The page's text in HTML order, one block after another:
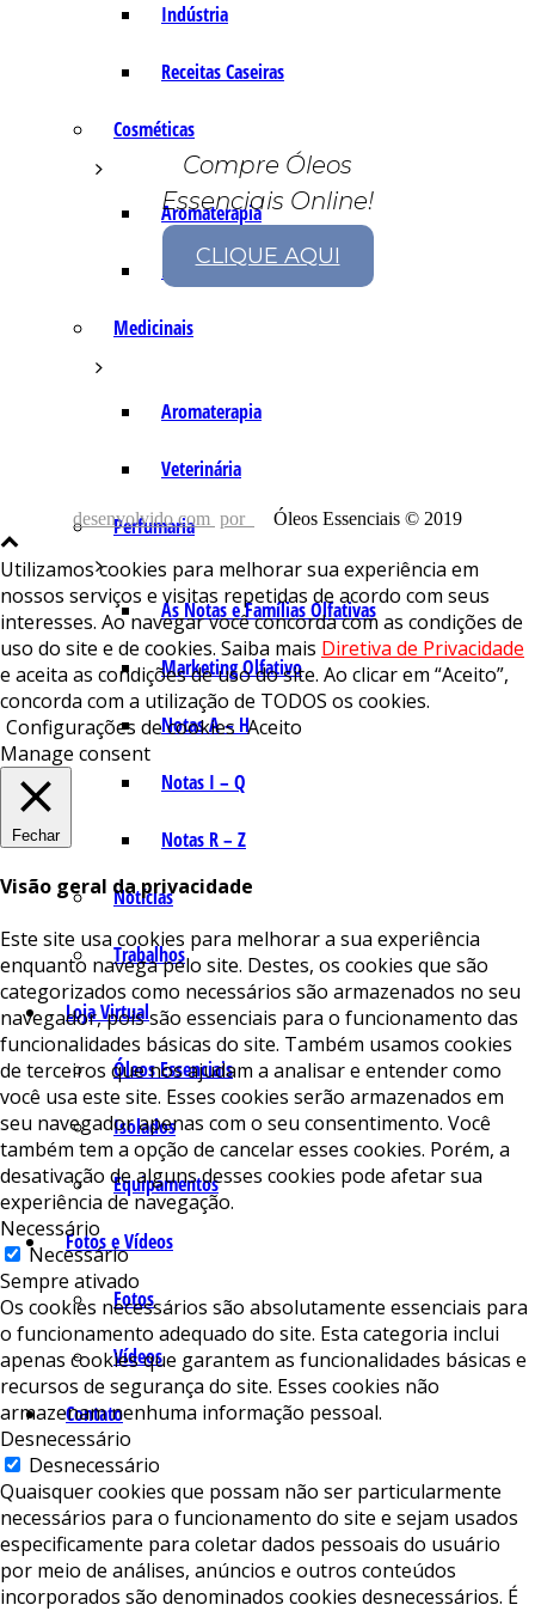
Indústria
Receitas Caseiras
Cosméticas
Aromaterapia
Fórmulas Caseiras
Medicinais
Aromaterapia
Veterinária
Perfumaria
As Notas e Famílias Olfativas
Marketing Olfativo
Notas A – H
Notas I – Q
Notas R – Z
Notícias
Trabalhos
Loja Virtual
Óleos Essenciais
Isolados
Equipamentos
Fotos e Vídeos
Fotos
Vídeos
Contato
Compre Óleos
Essenciais Online!
CLIQUE AQUI
desenvolvido com por Óleos Essenciais © 2019
Utilizamos cookies para melhorar sua experiência em
nossos serviços e visitas repetidas de acordo com seus
interesses. Ao navegar você concorda com as condições de
uso do site e de cookies. Saiba mais Diretiva de Privacidade
e aceita as condições de uso do site. Ao clicar em “Aceito”,
concorda com a utilização de TODOS os cookies.
Configurações de cookies Aceito
Manage consent
Fechar
Visão geral da privacidade
Este site usa cookies para melhorar a sua experiência
enquanto navega pelo site. Destes, os cookies que são
categorizados como necessários são armazenados no seu
navegador, pois são essenciais para o funcionamento das
funcionalidades básicas do site. Também usamos cookies
de terceiros que nos ajudam a analisar e entender como
você usa este site. Esses cookies serão armazenados em
seu navegador apenas com o seu consentimento. Você
também tem a opção de cancelar esses cookies. Porém, a
desativação de alguns desses cookies pode afetar sua
experiência de navegação.
Necessário
Necessário
Sempre ativado
Os cookies necessários são absolutamente essenciais para
o funcionamento adequado do site. Esta categoria inclui
apenas cookies que garantem as funcionalidades básicas e
recursos de segurança do site. Esses cookies não
armazenam nenhuma informação pessoal.
Desnecessário
Desnecessário
Quaisquer cookies que possam não ser particularmente
necessários para o funcionamento do site e sejam usados ​​
especificamente para coletar dados pessoais do usuário
por meio de análises, anúncios e outros conteúdos
incorporados são denominados cookies desnecessários. É